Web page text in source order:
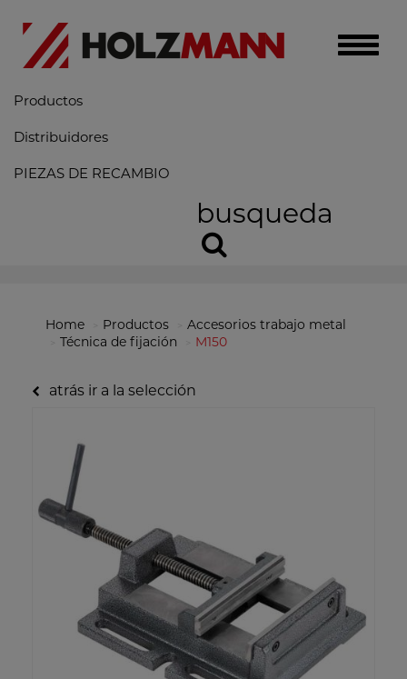
Toggle
Productos
Distribuidores
PIEZAS DE RECAMBIO
busqueda
Home Productos
Accesorios trabajo metal
Técnica de fijación
M150
atrás ir a la selección